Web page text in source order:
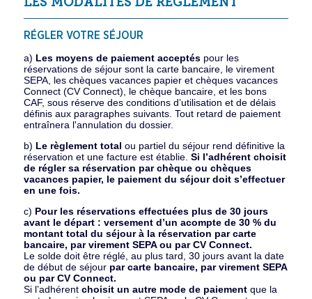
LES MODALITÉS DE RÉGLEMENT
RÉGLER VOTRE SÉJOUR
a) Les moyens de paiement acceptéspour les
réservations de séjour sont la carte bancaire, le virement
SEPA, les chèques vacances papier et chèques vacances
Connect (CV Connect), le chèque bancaire, et les bons
CAF, sous réserve des conditions d’utilisation et de délais
définis aux paragraphes suivants. Tout retard de paiement
entraînera l'annulation du dossier.
b) Le règlement total ou partiel du séjour rend définitive la
réservation et une facture est établie. Si l’adhérent choisit
de régler sa réservation par chèque ou chèques
vacances papier, le paiement du séjour doit s’effectuer
en une fois.
c) Pour les réservations effectuées plus de 30 jours
avant le départ : versement d’un acompte de 30 % du
montant total du séjour à la réservation par carte
bancaire, par virement SEPA ou par CV Connect.
Le solde doit être réglé, au plus tard, 30 jours avant la date
de début de séjour par carte bancaire, par virement SEPA
ou par CV Connect.
Si l’adhérent choisit un autre mode de paiementque la